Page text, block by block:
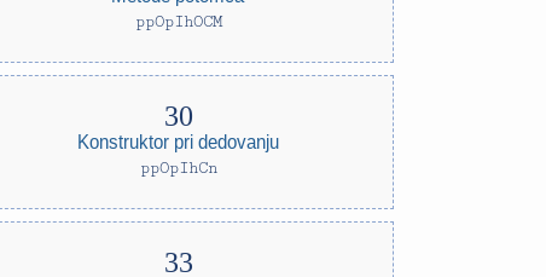
ppOpIhOCM
Konstruktor pri dedovanju
ppOpIhCn